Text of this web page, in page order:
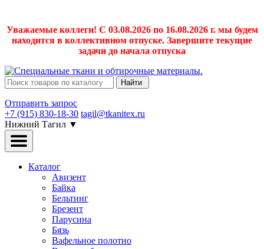
Уважаемые коллеги! С 03.08.2026 по 16.08.2026 г. мы будем
находится в коллективном отпуске. Завершите текущие
задачи до начала отпуска
Найти
Отправить запрос
+7 (915) 830-18-30 tagil@tkanitex.ru
Нижний Тагил ▼
Каталог
Авизент
Байка
Бельтинг
Брезент
Парусина
Бязь
Вафельное полотно